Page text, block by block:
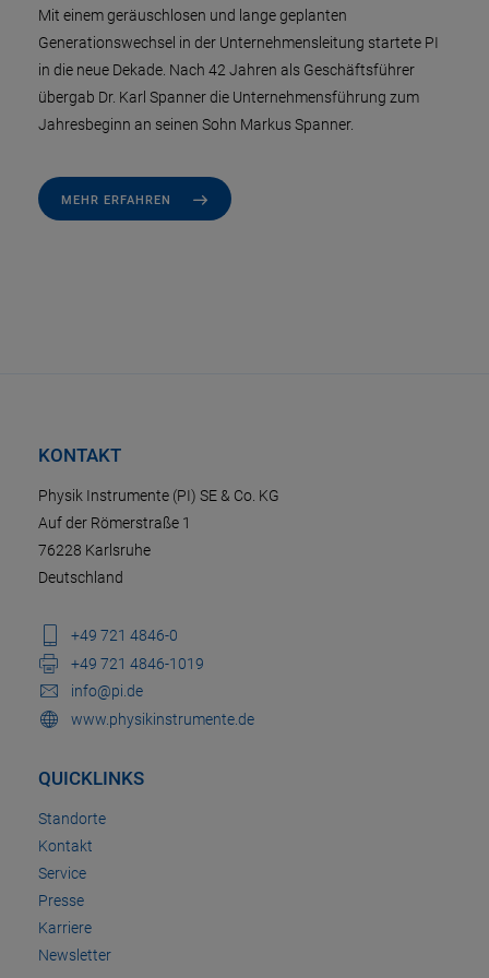
Mit einem geräuschlosen und lange geplanten
Generationswechsel in der Unternehmensleitung startete PI
in die neue Dekade. Nach 42 Jahren als Geschäftsführer
übergab Dr. Karl Spanner die Unternehmensführung zum
Jahresbeginn an seinen Sohn Markus Spanner.
MEHR ERFAHREN
KONTAKT
Physik Instrumente (PI) SE & Co. KG
Auf der Römerstraße 1
76228 Karlsruhe
Deutschland
+49 721 4846-0
+49 721 4846-1019
info@pi.de
www.physikinstrumente.de
QUICKLINKS
Standorte
Kontakt
Service
Presse
Karriere
Newsletter